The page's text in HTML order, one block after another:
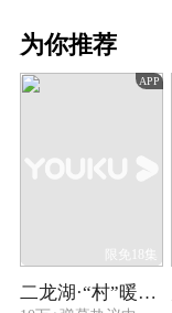
为你推荐
APP
限免18集
二龙湖·“村”暖花开3